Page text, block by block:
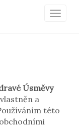
Toggle
Úsměvy
a
této